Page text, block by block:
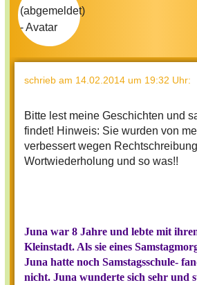
schrieb am 14.02.2014 um 19:32 Uhr:
Bitte lest meine Geschichten und
findet! Hinweis: Sie wurden von
verbessert wegen
Wortwiederholung und so was!!
Juna war 8 Jahre und lebte mit
Kleinstadt. Als sie eines
Juna hatte noch Samstagsschule-
nicht. Juna wunderte sich sehr und